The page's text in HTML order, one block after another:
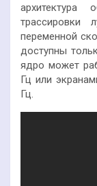
архитектура
трассировки
переменной
доступны
ядро может
Гц или
Гц.